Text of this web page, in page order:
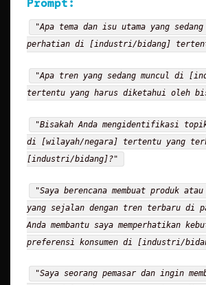
Prompt:
"Apa tema dan isu utama yang sedang
perhatian di [industri/bidang]
"Apa tren yang sedang muncul di
tertentu yang harus diketahui oleh
"Bisakah Anda mengidentifikasi
di [wilayah/negara] tertentu yang
[industri/bidang]?"
"Saya berencana membuat produk
yang sejalan dengan tren terbaru di
Anda membantu saya memperhatikan
preferensi konsumen di [industri/
"Saya seorang pemasar dan ingin